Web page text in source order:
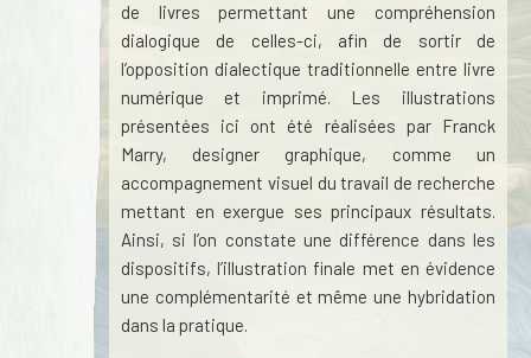
de livres permettant une compréhension
dialogique de celles-ci, afin de sortir de
l’opposition dialectique traditionnelle entre livre
numérique et imprimé. Les illustrations
présentées ici ont été réalisées par Franck
Marry, designer graphique, comme un
accompagnement visuel du travail de recherche
mettant en exergue ses principaux résultats.
Ainsi, si l’on constate une différence dans les
dispositifs, l’illustration finale met en évidence
une complémentarité et même une hybridation
dans la pratique.